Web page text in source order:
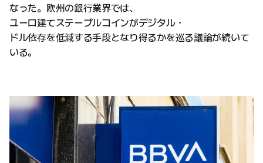
なった。欧州の銀行業界では、
ユーロ建てステーブルコインがデジタル・
ドル依存を低減する手段となり得るかを巡る議論が続いて
いる。